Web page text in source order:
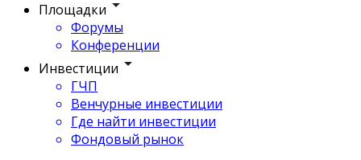
Площадки
Форумы
Конференции
Инвестиции
ГЧП
Венчурные инвестиции
Где найти инвестиции
Фондовый рынок